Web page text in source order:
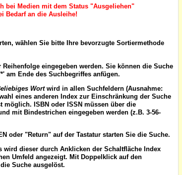
bei Medien mit dem Status "Ausgeliehen"
Bedarf an die Ausleihe!
wählen Sie bitte Ihre bevorzugte Sortiermethode
eingegeben werden. Sie können die Suche
am Ende des Suchbegriffes anfügen.
Wort wird in allen Suchfeldern (Ausnahme:
eines anderen Index zur Einschränkung der Suche
möglich. ISBN oder ISSN müssen über die
mit Bindestrichen eingegeben werden (z.B. 3-56-
oder "Return" auf der Tastatur starten Sie die Suche.
wird dieser durch Anklicken der Schaltfläche Index
Umfeld angezeigt. Mit Doppelklick auf den
Suche ausgelöst.